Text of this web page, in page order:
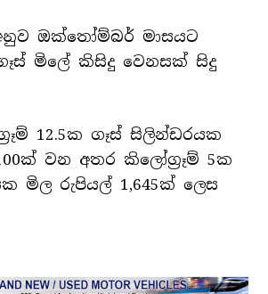
ඔක්තෝම්බර් මාසයට
මිලේ කිසිදු වෙනසක් සිදු
12.5ක ගෑස් සිලින්ඩරයක
වන අතර කිලෝග්‍රෑම් 5ක
මිල රුපියල් 1,645ක් ලෙස